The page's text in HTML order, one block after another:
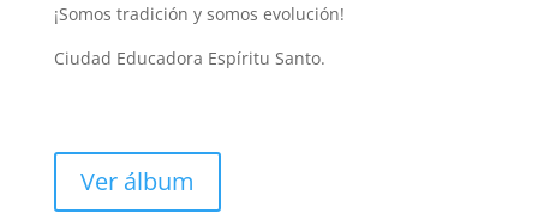
¡Somos tradición y somos evolución!
Ciudad Educadora Espíritu Santo.
Ver álbum